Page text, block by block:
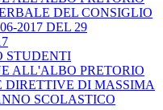
DEL CONSIGLIO
2017 DEL 29
STUDENTI
ALL'ALBO PRETORIO
DIRETTIVE DI MASSIMA
SCOLASTICO